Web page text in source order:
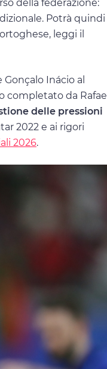
della federazione:
Potrà quindi
leggi il
Inácio al
completato da Rafael
delle pressioni
2022 e ai rigori
2026.